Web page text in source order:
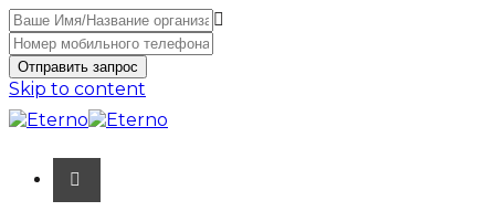
Отправить запрос
Skip to content